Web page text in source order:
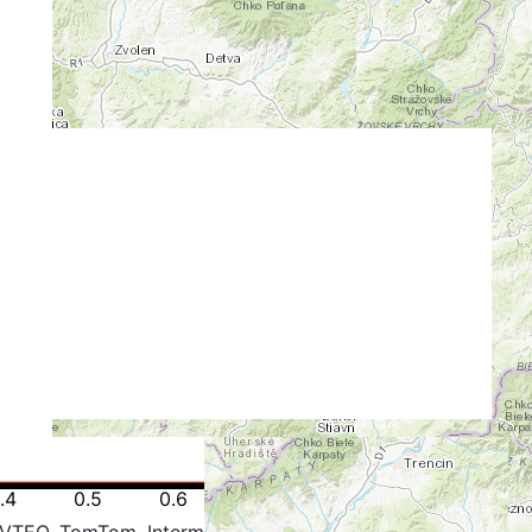
0.5 0.6 0.7 0.8 0.9 1.0